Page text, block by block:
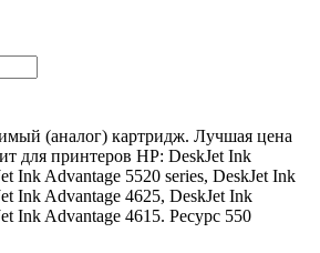
(аналог) картридж. Лучшая цена
для принтеров HP: DeskJet Ink
Ink Advantage 5520 series, DeskJet Ink
Ink Advantage 4625, DeskJet Ink
Ink Advantage 4615. Ресурс 550